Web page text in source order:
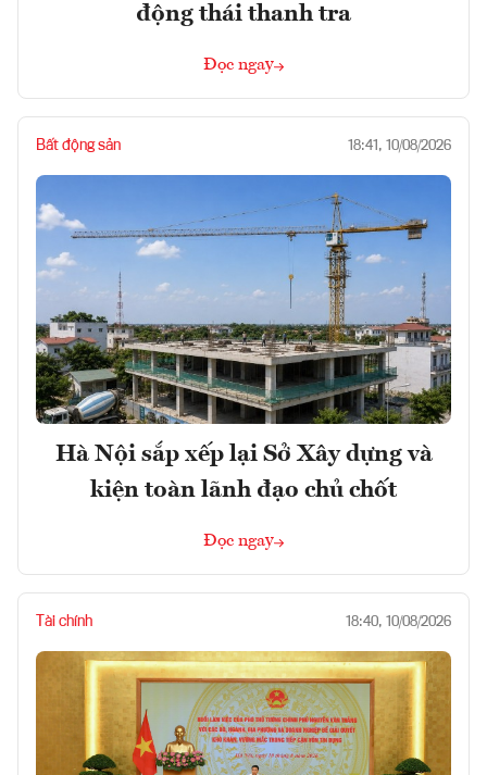
động thái thanh tra
Đọc ngay
Bất động sản 18:41, 10/08/2026
Hà Nội sắp xếp lại Sở Xây dựng và
kiện toàn lãnh đạo chủ chốt
Đọc ngay
Tài chính 18:40, 10/08/2026